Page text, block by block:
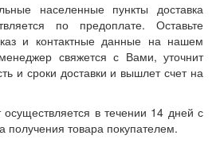
населенные пункты доставка
по предоплате. Оставьте
и контактные данные на нашем
свяжется с Вами, уточнит
и сроки доставки и вышлет счет на
осуществляется в течении 14 дней с
получения товара покупателем.